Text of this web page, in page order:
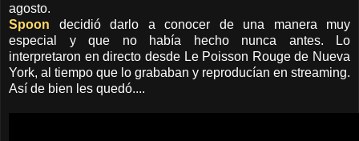
agosto.
Spoon decidió darlo a conocer de una manera muy
especial y que no había hecho nunca antes. Lo
interpretaron en directo desde Le Poisson Rouge de Nueva
York, al tiempo que lo grababan y reproducían en streaming.
Así de bien les quedó....